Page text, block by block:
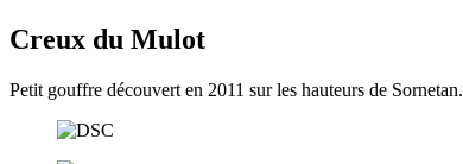
Creux du Mulot
Petit gouffre découvert en 2011 sur les hauteurs de Sornetan.